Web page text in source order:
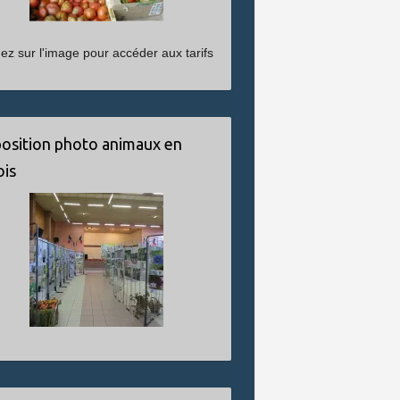
sur l'image pour accéder aux tarifs
photo animaux en